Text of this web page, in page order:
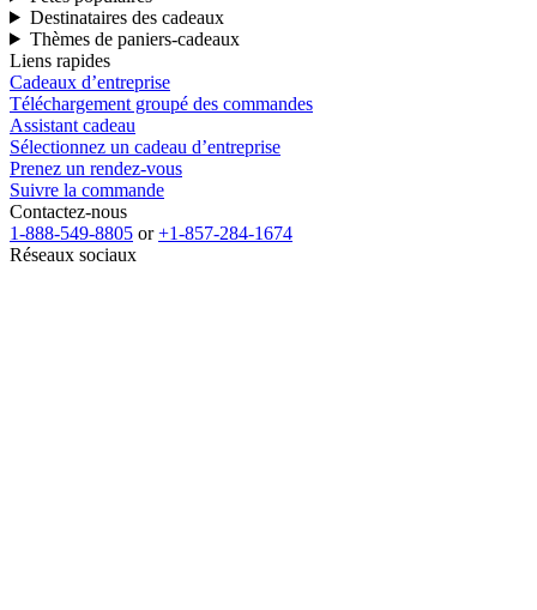
Destinataires des cadeaux
Thèmes de paniers-cadeaux
Liens rapides
Cadeaux d’entreprise
Téléchargement groupé des commandes
Assistant cadeau
Sélectionnez un cadeau d’entreprise
Prenez un rendez-vous
Suivre la commande
Contactez-nous
1-888-549-8805 or+1-857-284-1674
Réseaux sociaux